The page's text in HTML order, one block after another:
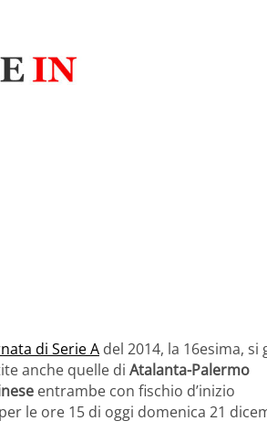
di Serie A del 2014, la 16esima, si
anche quelle di Atalanta-Palermo
entrambe con fischio d’inizio
le ore 15 di oggi domenica 21